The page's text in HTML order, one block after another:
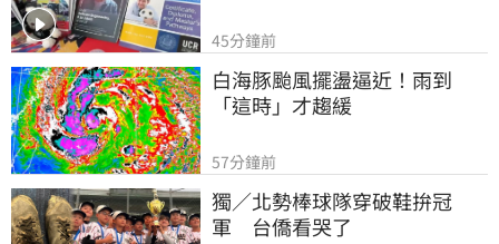
45分鐘前
白海豚颱風擺盪逼近！雨到
「這時」才趨緩
57分鐘前
獨／北勢棒球隊穿破鞋拚冠
軍　台僑看哭了